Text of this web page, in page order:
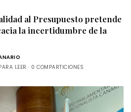
al Presupuesto pretende
la incertidumbre de la
LEER 0 COMPARTICIONES